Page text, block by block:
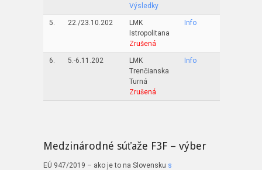
Výsledky
5. 22./23.10.202
LMK
Istropolitana
Zrušená
Info
6. 5.-6.11.202
LMK
Trenčianska
Turná
Zrušená
Info
Medzinárodné súťaže F3F – výber
EÚ 947/2019 – ako je to na Slovensku s